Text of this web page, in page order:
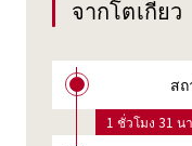
จากโตเกียว
ส
1 ชั่วโมง 31 น